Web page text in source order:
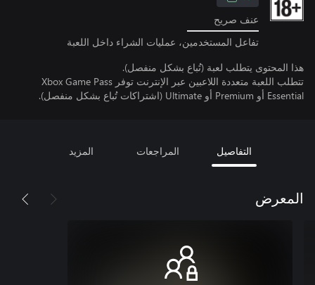
عنف صريح
تفاعل المستخدمين، عمليات الشراء داخل اللعبة
هذا المحتوى يتطلب لعبة (تُباع بشكل منفصل).
تتطلب اللعبة متعددة اللاعبين عبر الإنترنت توفر Xbox Game Pass
Essential أو Premium أو Ultimate (اشتراكات تُباع بشكل منفصل).
التفاصيل المراجعات المزيد
المعرض